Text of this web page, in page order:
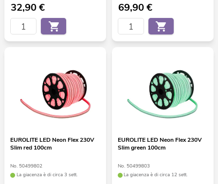
32,90€ 69,90€
EUROLITE LED Neon Flex 230V
Slim red 100cm
No. 50499802
La giacenza è di circa 3 sett.
EUROLITE LED Neon Flex 230V
Slim green 100cm
No. 50499803
La giacenza è di circa 12 sett.